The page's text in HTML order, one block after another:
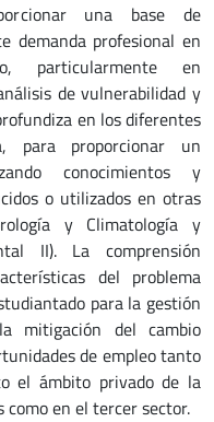
una base de
demanda profesional en
particularmente en
de vulnerabilidad y
en los diferentes
para proporcionar un
conocimientos y
o utilizados en otras
y Climatología y
II). La comprensión
del problema
para la gestión
mitigación del cambio
de empleo tanto
el ámbito privado de la
en el tercer sector.